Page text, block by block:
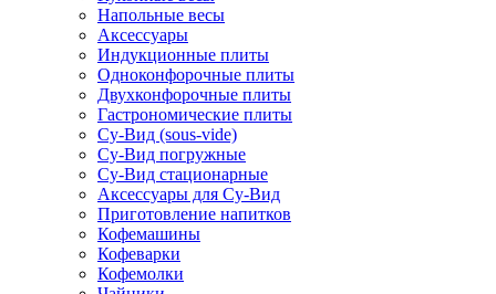
Напольные весы
Аксессуары
Индукционные плиты
Одноконфорочные плиты
Двухконфорочные плиты
Гастрономические плиты
Су-Вид (sous-vide)
Су-Вид погружные
Су-Вид стационарные
Аксессуары для Су-Вид
Приготовление напитков
Кофемашины
Кофеварки
Кофемолки